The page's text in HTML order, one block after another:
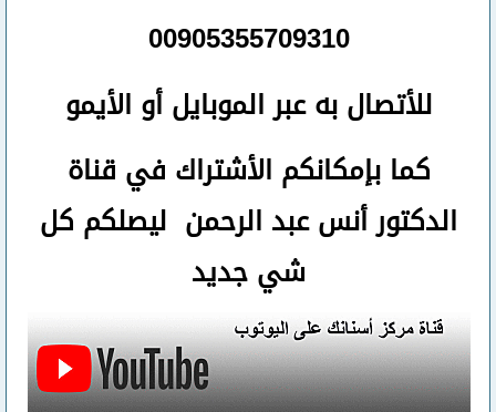
00905355709310
للأتصالبه عبر الموبايل أو الأيمو
كما بإمكانكم الأشتراك في قناة
الدكتور أنس عبد الرحمن ليصلكم كل
شي جديد